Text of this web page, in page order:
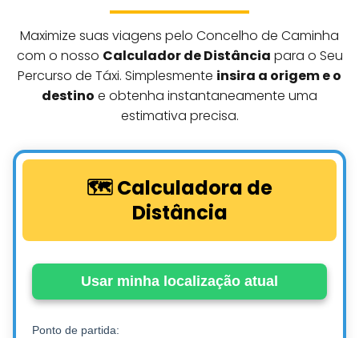
Maximize suas viagens pelo Concelho de Caminha
com o nosso Calculador de Distância para o Seu
Percurso de Táxi. Simplesmente insira a origem e o
destino e obtenha instantaneamente uma
estimativa precisa.
🗺️ Calculadora de
Distância
Usar minha localização atual
Ponto de partida: